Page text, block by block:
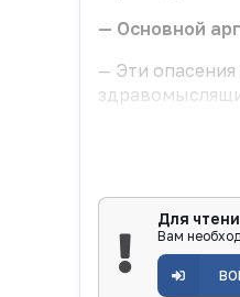
— Основной
— Эти
Для
Вам